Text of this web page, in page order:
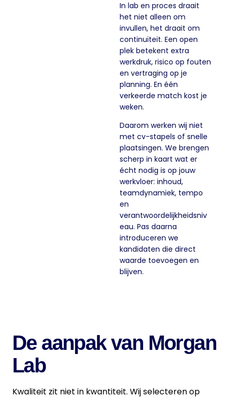
In lab en proces draait
het niet alleen om
invullen, het draait om
continuïteit. Een open
plek betekent extra
werkdruk, risico op fouten
en vertraging op je
planning. En één
verkeerde match kost je
weken.
Daarom werken wij niet
met cv-stapels of snelle
plaatsingen. We brengen
scherp in kaart wat er
écht nodig is op jouw
werkvloer: inhoud,
teamdynamiek, tempo
en
verantwoordelijkheidsniv
eau. Pas daarna
introduceren we
kandidaten die direct
waarde toevoegen en
blijven.
De aanpak van Morgan
Lab
Kwaliteit zit niet in kwantiteit. Wij selecteren op